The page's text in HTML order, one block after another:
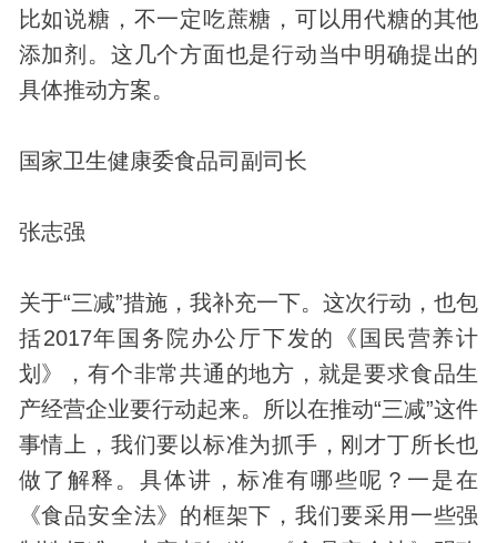
比如说糖，不一定吃蔗糖，可以用代糖的其他
添加剂。这几个方面也是行动当中明确提出的
具体推动方案。
国家卫生健康委食品司副司长
张志强
关于“三减”措施，我补充一下。这次行动，也包
括2017年国务院办公厅下发的《国民营养计
划》，有个非常共通的地方，就是要求食品生
产经营企业要行动起来。所以在推动“三减”这件
事情上，我们要以标准为抓手，刚才丁所长也
做了解释。具体讲，标准有哪些呢？一是在
《食品安全法》的框架下，我们要采用一些强